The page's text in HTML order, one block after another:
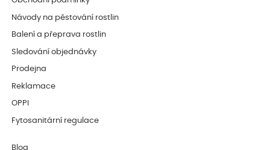
Návody na pěstování rostlin
Balení a přeprava rostlin
Sledování objednávky
Prodejna
Reklamace
OPPI
Fytosanitární regulace
Blog